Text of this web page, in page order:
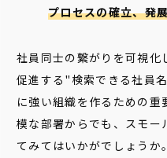
プロセスの確立、発
社員同士の繋がりを可視化
促進する"検索できる社員
に強い組織を作るための
模な部署からでも、スモー
てみてはいかがでしょうか。